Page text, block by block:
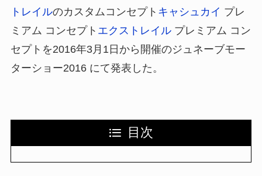
トレイルのカスタムコンセプト キャシュカイ プレ
ミアム コンセプト エクストレイルプレミアム コン
セプトを2016年3月1日から開催のジュネーブモー
ターショー2016 にて発表した。
目次